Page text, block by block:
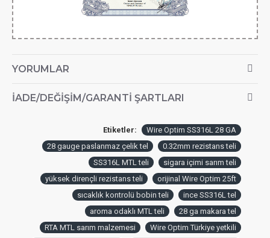
YORUMLAR
İADE/DEĞIŞIM/GARANTI ŞARTLARI
Etiketler:
Wire Optim SS316L 28 GA
28 gauge paslanmaz çelik tel
0.32mm rezistans teli
SS316L MTL teli
sigara içimi sarım teli
yüksek dirençli rezistans teli
orijinal Wire Optim 25ft
sıcaklık kontrolü bobin teli
ince SS316L tel
aroma odaklı MTL teli
28 ga makara tel
RTA MTL sarım malzemesi
Wire Optim Türkiye yetkili